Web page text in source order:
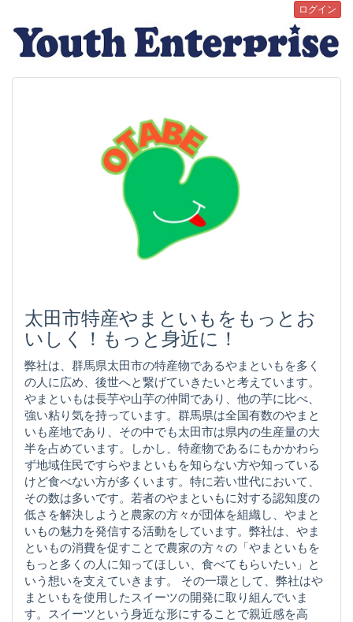
ログイン
太田市特産やまといもをもっとお
いしく！もっと身近に！
弊社は、群馬県太田市の特産物であるやまといもを多く
の人に広め、後世へと繋げていきたいと考えています。
やまといもは長芋や山芋の仲間であり、他の芋に比べ、
強い粘り気を持っています。群馬県は全国有数のやまと
いも産地であり、その中でも太田市は県内の生産量の大
半を占めています。しかし、特産物であるにもかかわら
ず地域住民ですらやまといもを知らない方や知っている
けど食べない方が多くいます。特に若い世代において、
その数は多いです。若者のやまといもに対する認知度の
低さを解決しようと農家の方々が団体を組織し、やまと
いもの魅力を発信する活動をしています。弊社は、やま
といもの消費を促すことで農家の方々の「やまといもを
もっと多くの人に知ってほしい、食べてもらいたい」と
いう想いを支えていきます。 その一環として、弊社はや
まといもを使用したスイーツの開発に取り組んでいま
す。スイーツという身近な形にすることで親近感を高